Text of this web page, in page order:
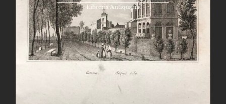
AGGIUNGI AL CARRELLO